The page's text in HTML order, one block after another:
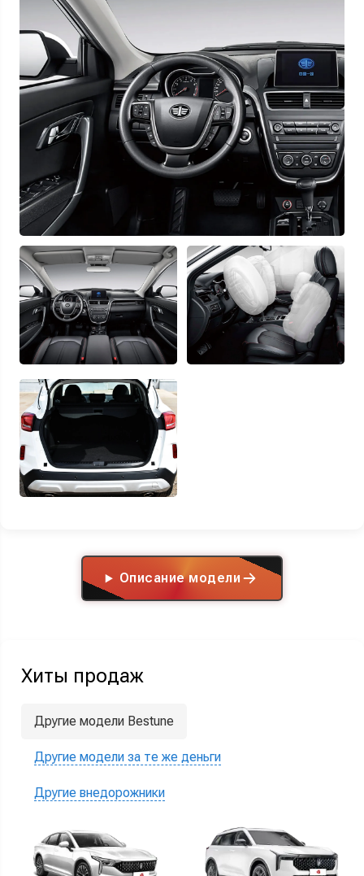
Описание модели
Хиты продаж
Другие модели Bestune
Другие модели за те же деньги
Другие внедорожники